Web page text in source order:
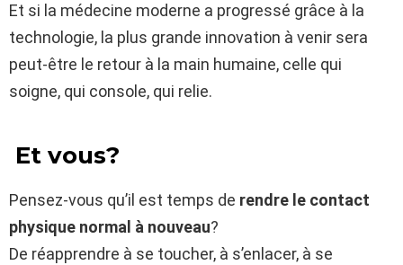
Et si la médecine moderne a progressé grâce à la
technologie, la plus grande innovation à venir sera
peut-être le retour à la main humaine, celle qui
soigne, qui console, qui relie.
Et vous?
Pensez-vous qu’il est temps de rendre le contact
physique normal à nouveau?
De réapprendre à se toucher, à s’enlacer, à se